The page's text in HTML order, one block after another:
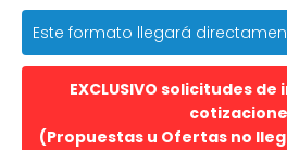
Este formato llegará
EXCLUSIVO solicitudes
(Propuestas u Ofertas no